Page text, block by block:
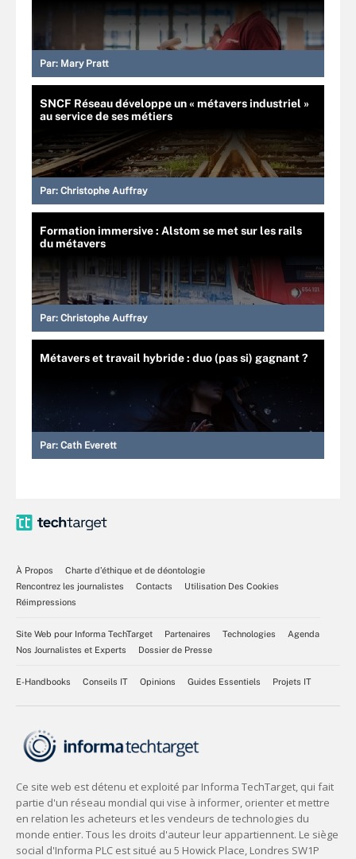
Par: Mary Pratt
SNCF Réseau développe un « métavers industriel »
au service de ses métiers
Par: Christophe Auffray
Formation immersive : Alstom se met sur les rails
du métavers
Par: Christophe Auffray
Métavers et travail hybride : duo (pas si) gagnant ?
Par: Cath Everett
À Propos
Charte d’éthique et de déontologie
Rencontrez les journalistes
Contacts
Utilisation Des Cookies
Réimpressions
Site Web pour Informa TechTarget Partenaires Technologies
Agenda
Nos Journalistes et Experts
Dossier de Presse
E-Handbooks Conseils IT Opinions Guides Essentiels Projets IT